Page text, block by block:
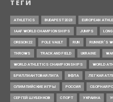
ТЕГИ
ATHLETICS BUDAPEST2023 EUROPEAN
IAAF WORLD CHAMPIONSHIPS JUMPS
OREGON22 POLE VAULT RUN RUNNER’S
THROWS TRACK AND FIELD UKRAINE
WORLD ATHLETICS CHAMPIONSHIPS WORLD
БРИЛЛИАНТОВАЯ ЛИГА ВФЛА ЛЕГКАЯ
ОЛИМПИЙСКИЕ ИГРЫ РОССИЯ СБОРНАЯ
СЕРГЕЙ ШУБЕНКОВ СПОРТ УКРАИНА